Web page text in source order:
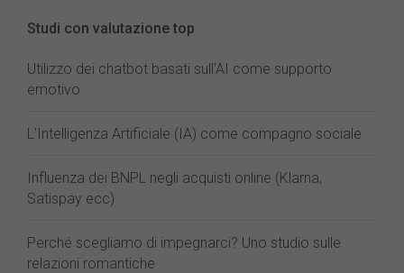
Studi con valutazione top
Utilizzo dei chatbot basati sull'AI come supporto
emotivo
L'Intelligenza Artificiale (IA) come compagno sociale
Influenza dei BNPL negli acquisti online (Klarna,
Satispay ecc)
Perché scegliamo di impegnarci? Uno studio sulle
relazioni romantiche